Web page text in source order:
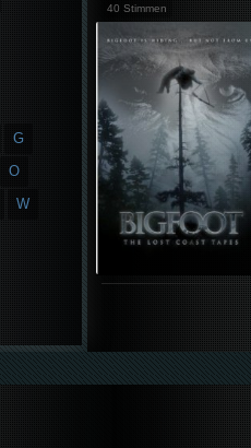
40 Stimmen
G
O
W